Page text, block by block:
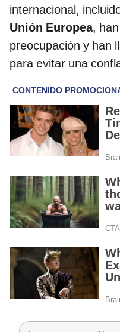
internacional,
Unión Europea,
preocupación y han
para evitar una